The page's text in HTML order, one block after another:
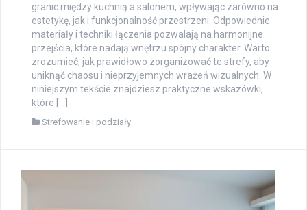
granic między kuchnią a salonem, wpływając zarówno na
estetykę, jak i funkcjonalność przestrzeni. Odpowiednie
materiały i techniki łączenia pozwalają na harmonijne
przejścia, które nadają wnętrzu spójny charakter. Warto
zrozumieć, jak prawidłowo zorganizować te strefy, aby
uniknąć chaosu i nieprzyjemnych wrażeń wizualnych. W
niniejszym tekście znajdziesz praktyczne wskazówki,
które […]
Strefowanie i podziały